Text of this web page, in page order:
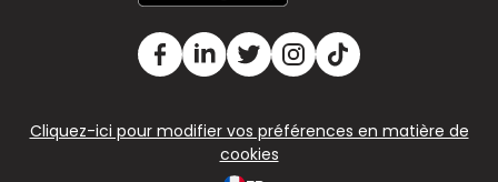
Cliquez-ici pour modifier vos préférences en matière de
cookies